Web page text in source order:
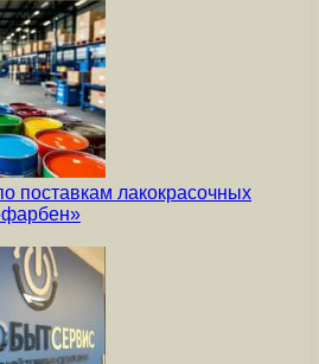
поставкам лакокрасочных